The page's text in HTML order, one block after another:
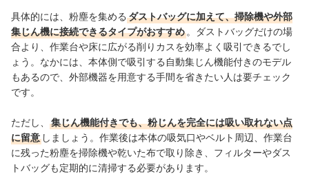
具体的には、粉塵を集める ダストバッグに加えて、掃除機や外部
集じん機に接続できるタイプがおすすめ 。ダストバッグだけの場
合より、作業台や床に広がる削りカスを効率よく吸引できるでし
ょう。なかには、本体側で吸引する自動集じん機能付きのモデル
もあるので、外部機器を用意する手間を省きたい人は要チェック
です。
ただし、
集じん機能付きでも、粉じんを完全には吸い取れない点
に留意 しましょう。作業後は本体の吸気口やベルト周辺、作業台
に残った粉塵を掃除機や乾いた布で取り除き、フィルターやダス
トバッグも定期的に清掃する必要があります。